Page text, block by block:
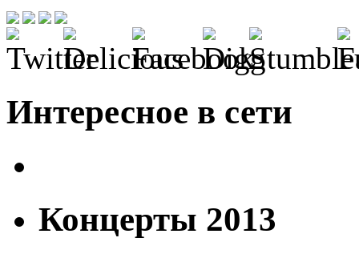
Интересное в сети
Концерты 2013